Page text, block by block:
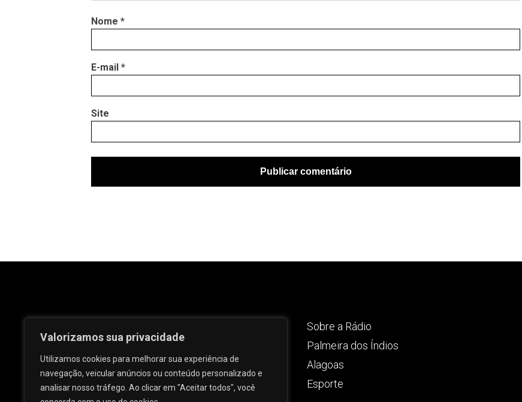
Valorizamos sua privacidade
Utilizamos cookies para melhorar sua experiência de
navegação, veicular anúncios ou conteúdo personalizado e
analisar nosso tráfego. Ao clicar em "Aceitar todos", você
Nome *
E-mail *
Site
Sobre a Rádio
Palmeira dos Índios
Alagoas
Esporte